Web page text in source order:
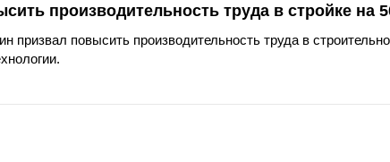
производительность труда в стройке на
призвал повысить производительность труда в